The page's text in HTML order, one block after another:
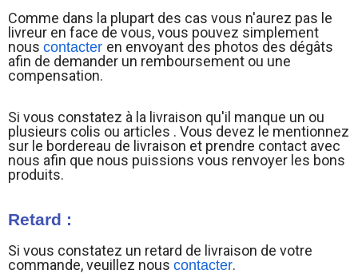
Comme dans la plupart des cas vous n'aurez pas le
livreur en face de vous, vous pouvez simplement
nous contacter en envoyant des photos des dégâts
afin de demander un remboursement ou une
compensation.
Si vous constatez à la livraison qu'il manque un ou
plusieurs colis ou articles . Vous devez le mentionnez
sur le bordereau de livraison et prendre contact avec
nous afin que nous puissions vous renvoyer les bons
produits.
Retard :
Si vous constatez un retard de livraison de votre
commande, veuillez nous contacter.